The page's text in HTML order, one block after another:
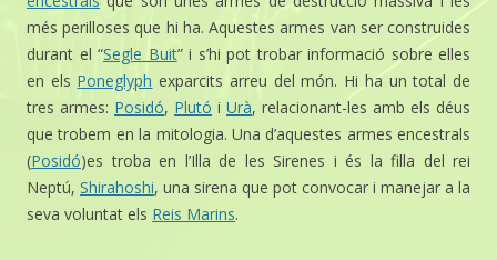
més perilloses que hi ha. Aquestes armes van ser construides
durant el “Segle Buit” i s’hi pot trobar informació sobre elles
en els Poneglyph exparcits arreu del món. Hi ha un total de
tres armes: Posidó, Plutó i Urà, relacionant-les amb els déus
que trobem en la mitologia. Una d’aquestes armes encestrals
(Posidó)es troba en l’Illa de les Sirenes i és la filla del rei
Neptú, Shirahoshi, una sirena que pot convocar i manejar a la
seva voluntat els Reis Marins.